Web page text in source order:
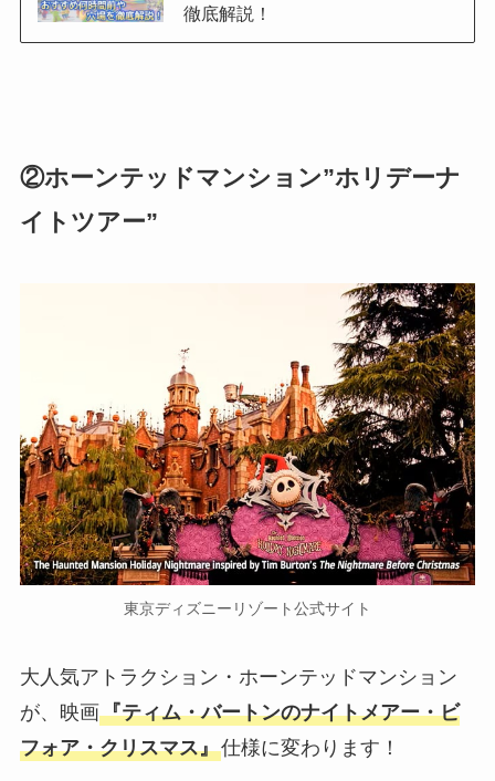
徹底解説！
②ホーンテッドマンション”ホリデーナ
イトツアー”
東京ディズニーリゾート公式サイト
大人気アトラクション・ホーンテッドマンション
が、映画『ティム・バートンのナイトメアー・ビ
フォア・クリスマス』仕様に変わります！